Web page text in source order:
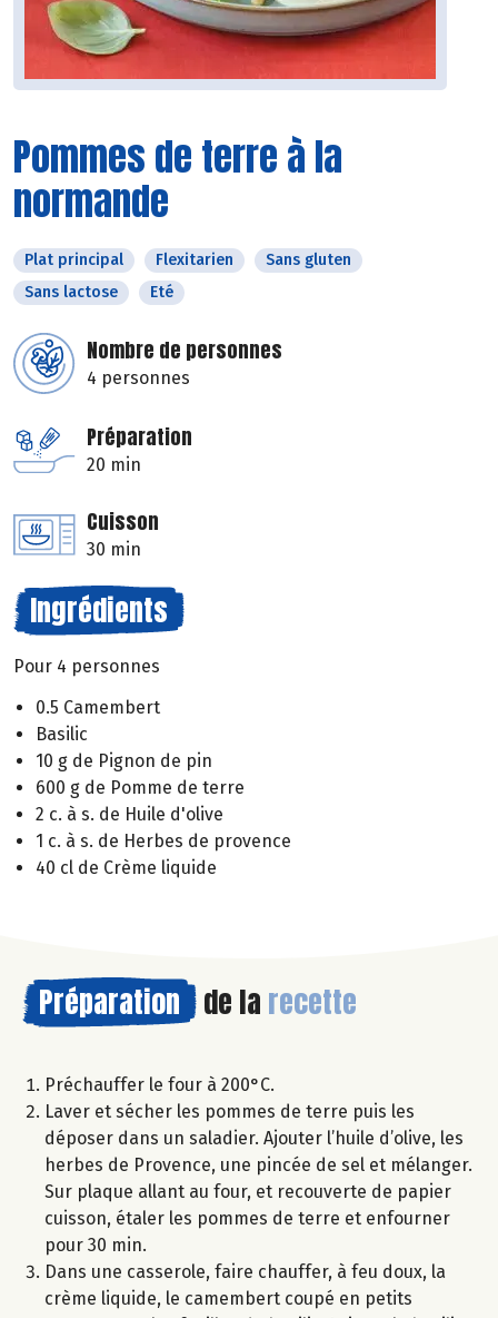
Pommes de terre à la
normande
Plat principal Flexitarien
Sans gluten
Sans lactose
Eté
Nombre de personnes
4 personnes
Préparation
20 min
Cuisson
30 min
Ingrédients
Pour 4 personnes
0.5 Camembert
Basilic
10 g de Pignon de pin
600 g de Pomme de terre
2 c. à s. de Huile d'olive
1 c. à s. de Herbes de provence
40 cl de Crème liquide
Préparation de la recette
Préchauffer le four à 200°C.
Laver et sécher les pommes de terre puis les
déposer dans un saladier. Ajouter l’huile d’olive, les
herbes de Provence, une pincée de sel et mélanger.
Sur plaque allant au four, et recouverte de papier
cuisson, étaler les pommes de terre et enfourner
pour 30 min.
Dans une casserole, faire chauffer, à feu doux, la
crème liquide, le camembert coupé en petits